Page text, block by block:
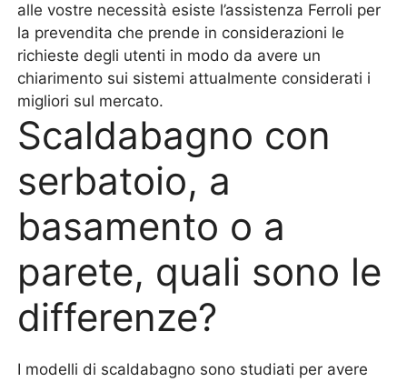
alle vostre necessità esiste l’assistenza Ferroli per
la prevendita che prende in considerazioni le
richieste degli utenti in modo da avere un
chiarimento sui sistemi attualmente considerati i
migliori sul mercato.
Scaldabagno con
serbatoio, a
basamento o a
parete, quali sono le
differenze?
I modelli di scaldabagno sono studiati per avere